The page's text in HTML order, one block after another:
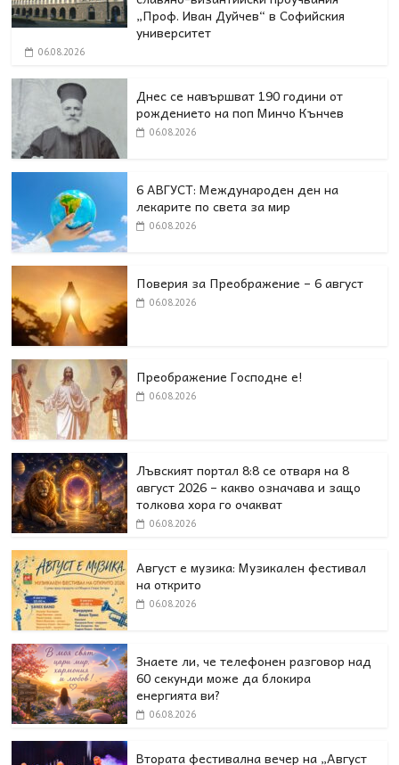
„Проф. Иван Дуйчев“ в Софийския
университет
06.08.2026
Днес се навършват 190 години от
рождението на поп Минчо Кънчев
06.08.2026
6 АВГУСТ: Международен ден на
лекарите по света за мир
06.08.2026
Поверия за Преображение – 6 август
06.08.2026
Преображение Господне е!
06.08.2026
Лъвският портал 8:8 се отваря на 8
август 2026 – какво означава и защо
толкова хора го очакват
06.08.2026
Август е музика: Музикален фестивал
на открито
06.08.2026
Знаете ли, че телефонен разговор над
60 секунди може да блокира
енергията ви?
06.08.2026
Втората фестивална вечер на „Август